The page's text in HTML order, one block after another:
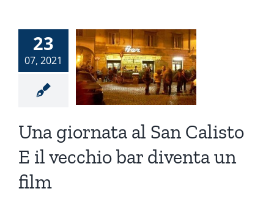
23
07, 2021
al
E
film
Press
Una giornata al San Calisto
E il vecchio bar diventa un
film